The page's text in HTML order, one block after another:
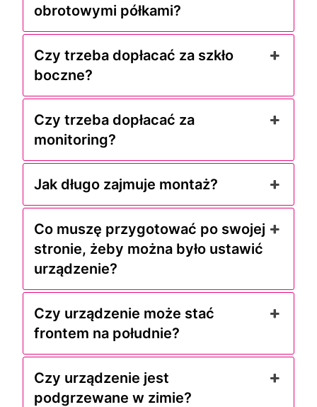
obrotowymi półkami?
Czy trzeba dopłacać za szkło
boczne?
Czy trzeba dopłacać za
monitoring?
Jak długo zajmuje montaż?
Co muszę przygotować po swojej
stronie, żeby można było ustawić
urządzenie?
Czy urządzenie może stać
frontem na południe?
Czy urządzenie jest
podgrzewane w zimie?